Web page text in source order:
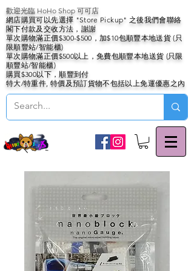
歡迎光臨 HoHo Shop 可可店
網店購買可以先選擇 "Store Pickup" 之後我們會聯絡
閣下付款及交收方法，謝謝
單次購物滿正價$300-$500，加$10包順豐本地送貨 (只
限順豐站/智能櫃)
單次購物滿正價$500以上，免費包順豐本地送貨 (只限
順豐站/智能櫃)
購買$300以下，順豐到付
特大/特重件, 特價及預訂貨物不包括以上免運優惠之內